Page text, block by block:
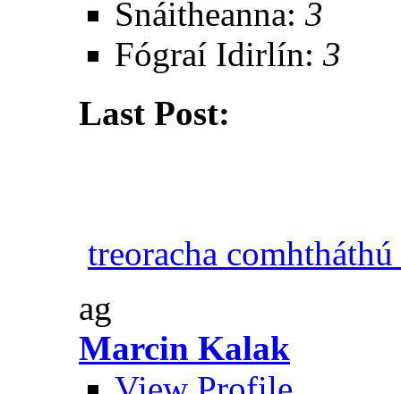
Snáitheanna: 3
Fógraí Idirlín: 3
Last Post:
treoracha
ag
Marcin Kalak